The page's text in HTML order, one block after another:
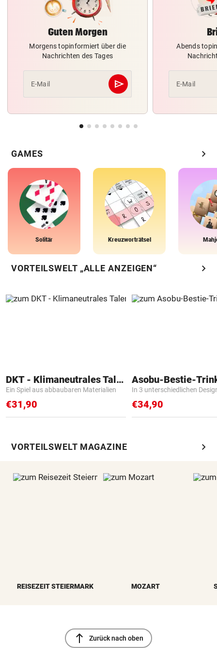
Guten Morgen
Morgens topinformiert über die
Nachrichten des Tages
E-Mail send
Abschicken
Abends
E-Mail
GAMES chevron_right
Solitär Kreuzworträtsel
VORTEILSWELT „ALLE ANZEIGEN“ chevron_right
DKT - Klimaneutrales Talent
Ein Spiel aus abbaubaren Materialien
€31,90
Asobu-Bestie-
In 3 unterschiedlichen
€34,90
VORTEILSWELT MAGAZINE chevron_right
REISEZEIT STEIERMARK MOZART
north Zurück nach oben